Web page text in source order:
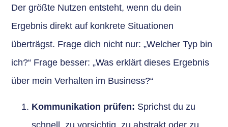
Der größte Nutzen entsteht, wenn du dein
Ergebnis direkt auf konkrete Situationen
überträgst. Frage dich nicht nur: „Welcher Typ bin
ich?“ Frage besser: „Was erklärt dieses Ergebnis
über mein Verhalten im Business?“
Kommunikation prüfen: Sprichst du zu
schnell, zu vorsichtig, zu abstrakt oder zu